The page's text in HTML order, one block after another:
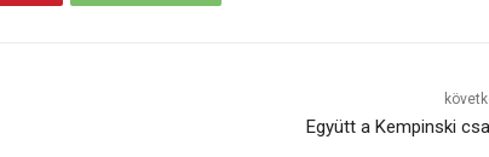
Együtt a Kempinski